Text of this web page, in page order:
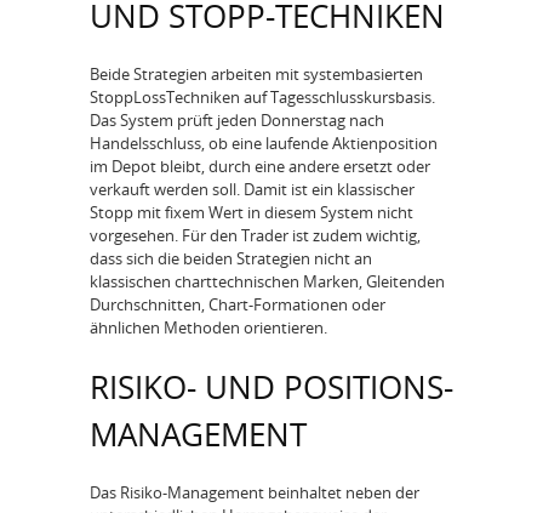
UND STOPP-TECHNIKEN
Beide Strategien arbeiten mit systembasierten
Stopp­Loss­Techniken auf Tagesschlusskursbasis.
Das System prüft jeden Donnerstag nach
Handelsschluss, ob eine laufende Aktienposition
im Depot bleibt, durch eine andere ersetzt oder
verkauft werden soll. Damit ist ein klassischer
Stopp mit fixem Wert in diesem System nicht
vorgesehen. Für den Trader ist zudem wichtig,
dass sich die beiden Strategien nicht an
klassischen charttechnischen Marken, Gleitenden
Durchschnitten, Chart­-Formationen oder
ähnlichen Methoden orientieren.
RISIKO- UND POSITIONS-
MANAGEMENT
Das Risiko­-Management beinhaltet neben der